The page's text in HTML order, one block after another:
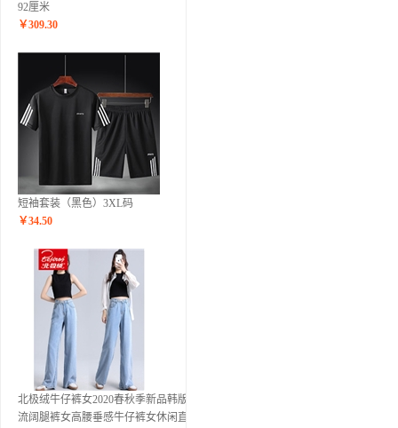
92厘米
￥309.30
短袖套装（黑色）3XL码
￥34.50
北极绒牛仔裤女2020春秋季新品韩版潮
流阔腿裤女高腰垂感牛仔裤女休闲直筒